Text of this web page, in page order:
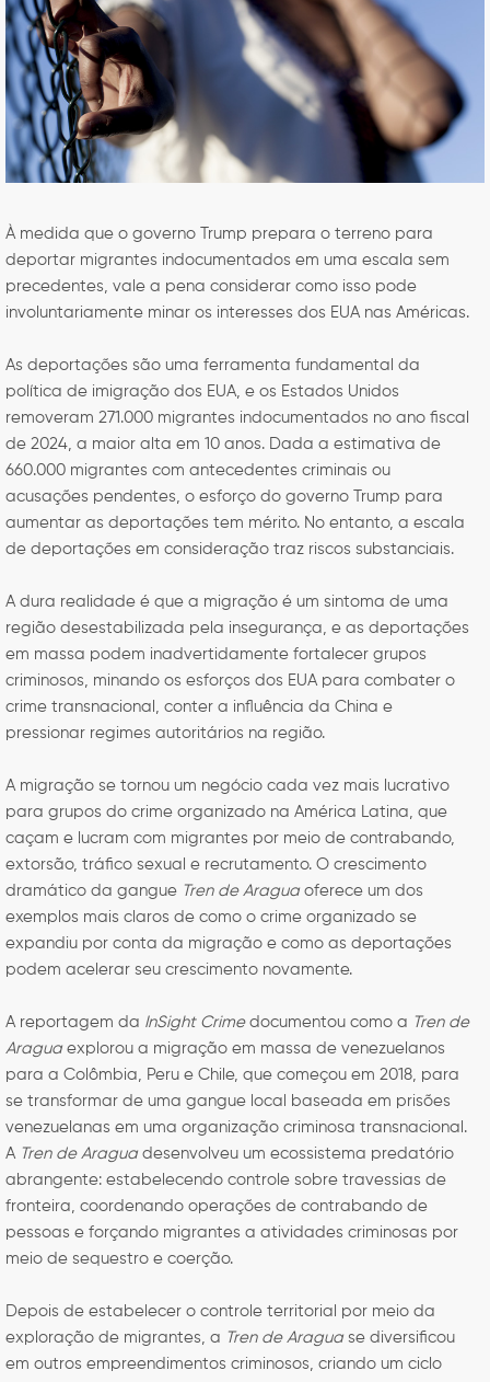
À medida que o governo Trump prepara o terreno para
deportar migrantes indocumentados em uma escala sem
precedentes, vale a pena considerar como isso pode
involuntariamente minar os interesses dos EUA nas Américas.
As deportações são uma ferramenta fundamental da
política de imigração dos EUA, e os Estados Unidos
removeram 271.000 migrantes indocumentados no ano fiscal
de 2024, a maior alta em 10 anos. Dada a estimativa de
660.000 migrantes com antecedentes criminais ou
acusações pendentes, o esforço do governo Trump para
aumentar as deportações tem mérito. No entanto, a escala
de deportações em consideração traz riscos substanciais.
A dura realidade é que a migração é um sintoma de uma
região desestabilizada pela insegurança, e as deportações
em massa podem inadvertidamente fortalecer grupos
criminosos, minando os esforços dos EUA para combater o
crime transnacional, conter a influência da China e
pressionar regimes autoritários na região.
A migração se tornou um negócio cada vez mais lucrativo
para grupos do crime organizado na América Latina, que
caçam e lucram com migrantes por meio de contrabando,
extorsão, tráfico sexual e recrutamento. O crescimento
dramático da gangue Tren de Araguaoferece um dos
exemplos mais claros de como o crime organizado se
expandiu por conta da migração e como as deportações
podem acelerar seu crescimento novamente.
A reportagem da InSight Crimedocumentou como a Tren de
Araguaexplorou a migração em massa de venezuelanos
para a Colômbia, Peru e Chile, que começou em 2018, para
se transformar de uma gangue local baseada em prisões
venezuelanas em uma organização criminosa transnacional.
A Tren de Araguadesenvolveu um ecossistema predatório
abrangente: estabelecendo controle sobre travessias de
fronteira, coordenando operações de contrabando de
pessoas e forçando migrantes a atividades criminosas por
meio de sequestro e coerção.
Depois de estabelecer o controle territorial por meio da
exploração de migrantes, a Tren de Aragua se diversificou
em outros empreendimentos criminosos, criando um ciclo